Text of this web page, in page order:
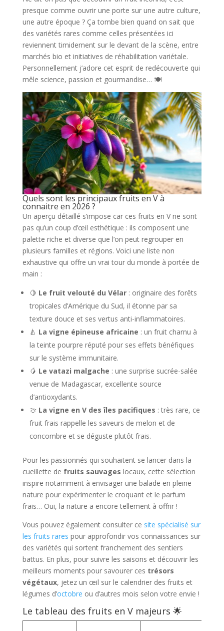
presque comme ouvrir une porte sur une autre culture,
une autre époque ? Ça tombe bien quand on sait que
des variétés rares comme celles présentées ici
reviennent timidement sur le devant de la scène, entre
marchés bio et initiatives de réhabilitation variétale.
Personnellement j’adore cet esprit de redécouverte qui
mêle science, passion et gourmandise… 🍽️
Quels sont les principaux fruits en V à
connaitre en 2026 ?
Un aperçu détaillé s’impose car ces fruits en V ne sont
pas qu’un coup d’œil esthétique : ils composent une
palette riche et diverse que l’on peut regrouper en
plusieurs familles et régions. Voici une liste non
exhaustive qui offre un vrai tour du monde à portée de
main :
🍋 Le fruit velouté du Vélar: originaire des forêts
tropicales d’Amérique du Sud, il étonne par sa
texture douce et ses vertus anti-inflammatoires.
🍐 La vigne épineuse africaine : un fruit charnu à
la teinte pourpre réputé pour ses effets bénéfiques
sur le système immunitaire.
🥭 Le vatazi malgache : une surprise sucrée-salée
venue de Madagascar, excellente source
d’antioxydants.
🍈 La vigne en V des îles pacifiques : très rare, ce
fruit frais rappelle les saveurs de melon et de
concombre et se déguste plutôt frais.
Pour les passionnés qui souhaitent se lancer dans la
cueillette de fruits sauvages locaux, cette sélection
inspire notamment à envisager une balade en pleine
nature pour expérimenter le croquant et le parfum
frais… Oui, la nature a encore tellement à offrir !
Vous pouvez également consulter ce site spécialisé sur
les fruits rares pour approfondir vos connaissances sur
des variétés qui sortent franchement des sentiers
battus. En plus, pour suivre les saisons et découvrir les
meilleurs moments pour savourer ces trésors
végétaux, jetez un œil sur le calendrier des fruits et
légumes d’octobre ou d’autres mois selon votre envie !
Le tableau des fruits en V majeurs 🌟